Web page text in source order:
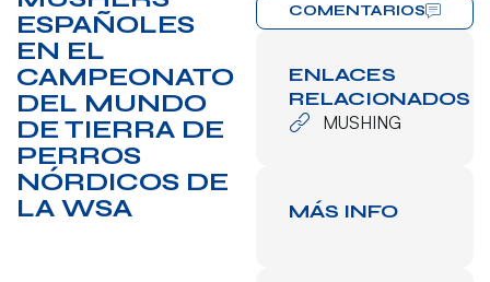
ESPAÑOLES
EN EL
CAMPEONATO
DEL MUNDO
DE TIERRA DE
PERROS
NÓRDICOS DE
LA WSA
COMENTARIOS
ENLACES
RELACIONADOS
MUSHING
MÁS INFO